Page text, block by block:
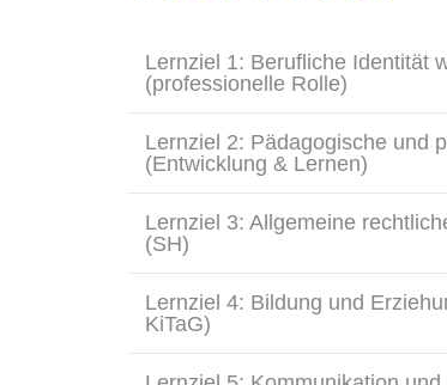
Lernziel 1: Berufliche Identität
(professionelle Rolle)
Lernziel 2: Pädagogische und
(Entwicklung & Lernen)
Lernziel 3: Allgemeine
(SH)
Lernziel 4: Bildung und
KiTaG)